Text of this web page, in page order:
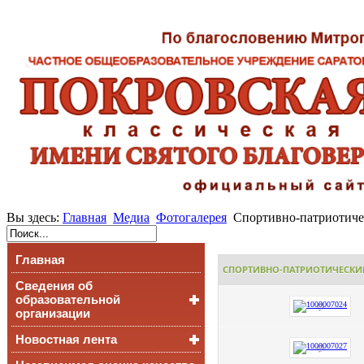
Вы здесь: Главная Медиа Фотогалерея Спортивно-
Главная
Сведения об
образовательной
организации
Основные сведения
Структура и органы
Новостная лента
СПОРТИВНО-